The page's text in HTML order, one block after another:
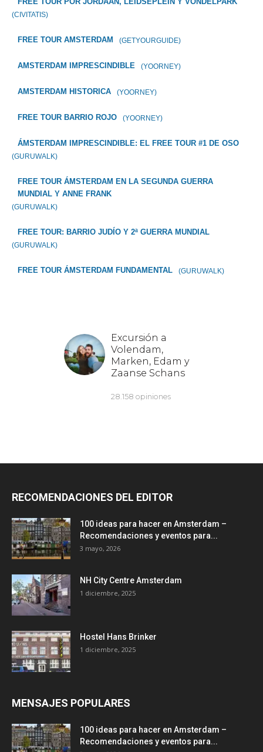
(CIVITATIS)
FREE TOUR AMSTERDAM (GETYOURGUIDE)
AMSTERDAM IMPRESCINDIBLE (YOORNEY)
AMSTERDAM HISTORICA (YOORNEY)
FREE TOUR BARRIO ROJO (YOORNEY)
ÁMSTERDAM IMPRESCINDIBLE: EL FREE TOUR #1 DE OSO
(GURUWALK)
FREE TOUR ÁMSTERDAM EN LA SEGUNDA GUERRA
MUNDIAL Y ANNE FRANK
(GURUWALK)
FREE TOUR: BARRIO JUDÍO Y 2ª GUERRA MUNDIAL
(GURUWALK)
FREE TOUR ÁMSTERDAM FUNDAMENTAL (GURUWALK)
RECOMENDACIONES DEL EDITOR
100 ideas para hacer en Amsterdam –
Recomendaciones y eventos para...
3 mayo, 2026
NH City Centre Amsterdam
1 diciembre, 2025
Hostel Hans Brinker
1 diciembre, 2025
MENSAJES POPULARES
100 ideas para hacer en Amsterdam –
Recomendaciones y eventos para...